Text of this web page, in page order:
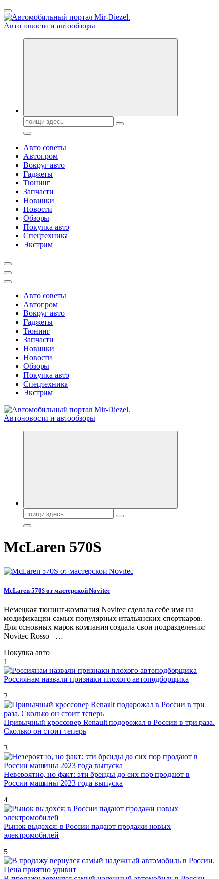
Перейти
к
содержанию
Справочник автомобилиста. Обзор новинок популярных
Поиск:
Авто советы
Автопром
Вокруг авто
Гаджеты
Тюнинг
Запчасти
Новинки
Новости
Обзоры
Покупка авто
Спецтехника
Экстрим
Авто советы
Автопром
Вокруг авто
Гаджеты
Тюнинг
Запчасти
Новинки
Новости
Обзоры
Покупка авто
Спецтехника
Экстрим
Справочник автомобилиста. Обзор новинок популярных
Поиск:
McLaren 570S
McLaren 570S от мастерской Novitec
Немецкая тюнинг-компания Novitec сделала себе имя на
модификации самых популярных итальянских спорткаров.
Для основных марок компания создала свои подразделения:
Novitec Rosso –…
Покупка авто
1
Россиянам назвали признаки плохого автоподборщика
2
Привычный кроссовер Renault подорожал в России в три раза.
Сколько он стоит теперь
3
Невероятно, но факт: эти бренды до сих пор продают в
России машины 2023 года выпуска
4
Рынок выдохся: в России падают продажи новых
электромобилей
5